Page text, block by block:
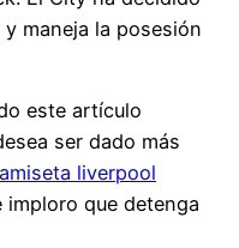
maneja la posesión
este artículo
ser dado más
liverpool
imploro que detenga